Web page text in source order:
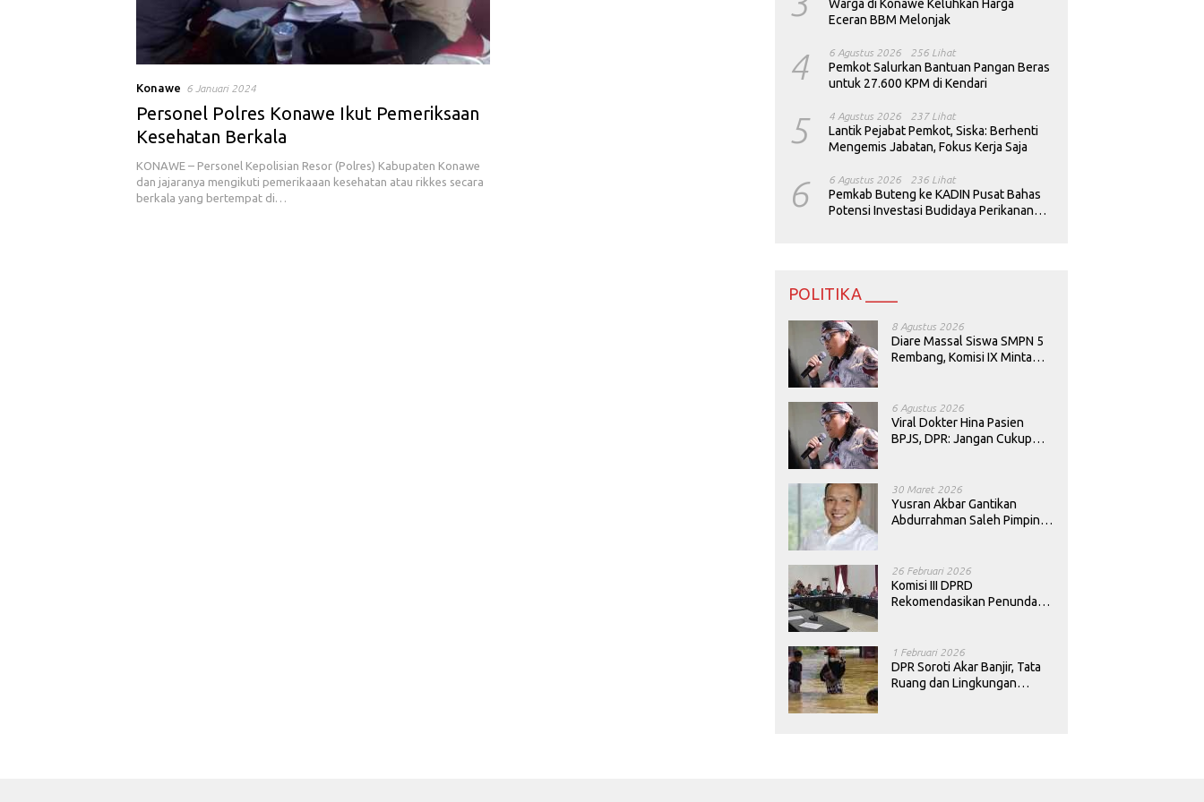
Konawe 6 Januari 2024
Personel Polres Konawe Ikut Pemeriksaan
Kesehatan Berkala
KONAWE – Personel Kepolisian Resor (Polres) Kabupaten Konawe
dan jajaranya mengikuti pemerikaaan kesehatan atau rikkes secara
berkala yang bertempat di…
Warga di Konawe Keluhkan Harga
Eceran BBM Melonjak
4 6 Agustus 2026 256 Lihat
Pemkot Salurkan Bantuan Pangan Beras
untuk 27.600 KPM di Kendari
5 4 Agustus 2026 237 Lihat
Lantik Pejabat Pemkot, Siska: Berhenti
Mengemis Jabatan, Fokus Kerja Saja
6 6 Agustus 2026 236 Lihat
Pemkab Buteng ke KADIN Pusat Bahas
Potensi Investasi Budidaya Perikanan
POLITIKA ____
8 Agustus 2026
Diare Massal Siswa SMPN 5
Rembang, Komisi IX Minta
6 Agustus 2026
Viral Dokter Hina Pasien
BPJS, DPR: Jangan Cukup
30 Maret 2026
Yusran Akbar Gantikan
Abdurrahman Saleh Pimpin
26 Februari 2026
Komisi III DPRD
Rekomendasikan Penundaan
1 Februari 2026
DPR Soroti Akar Banjir, Tata
Ruang dan Lingkungan